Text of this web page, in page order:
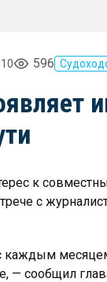
596
к
с
каждым
— сообщил